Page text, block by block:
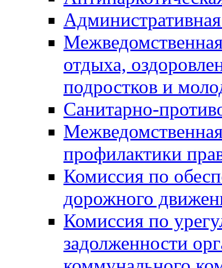
отдыха,
подростков и
Санитарно-
профилактики
Комиссия по
дорожного
Комиссия по
задолженности